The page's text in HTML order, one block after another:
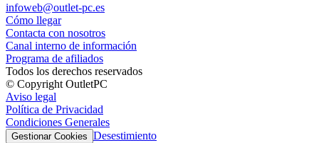
infoweb@outlet-pc.es
Cómo llegar
Contacta con nosotros
Canal interno de información
Programa de afiliados
Todos los derechos reservados
© Copyright OutletPC
Aviso legal
Política de Privacidad
Condiciones Generales
Gestionar Cookies Desestimiento